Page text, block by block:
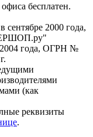
бесплатен.
сентябре 2000 года,
2004 года, ОГРН №
(как
реквизиты
.